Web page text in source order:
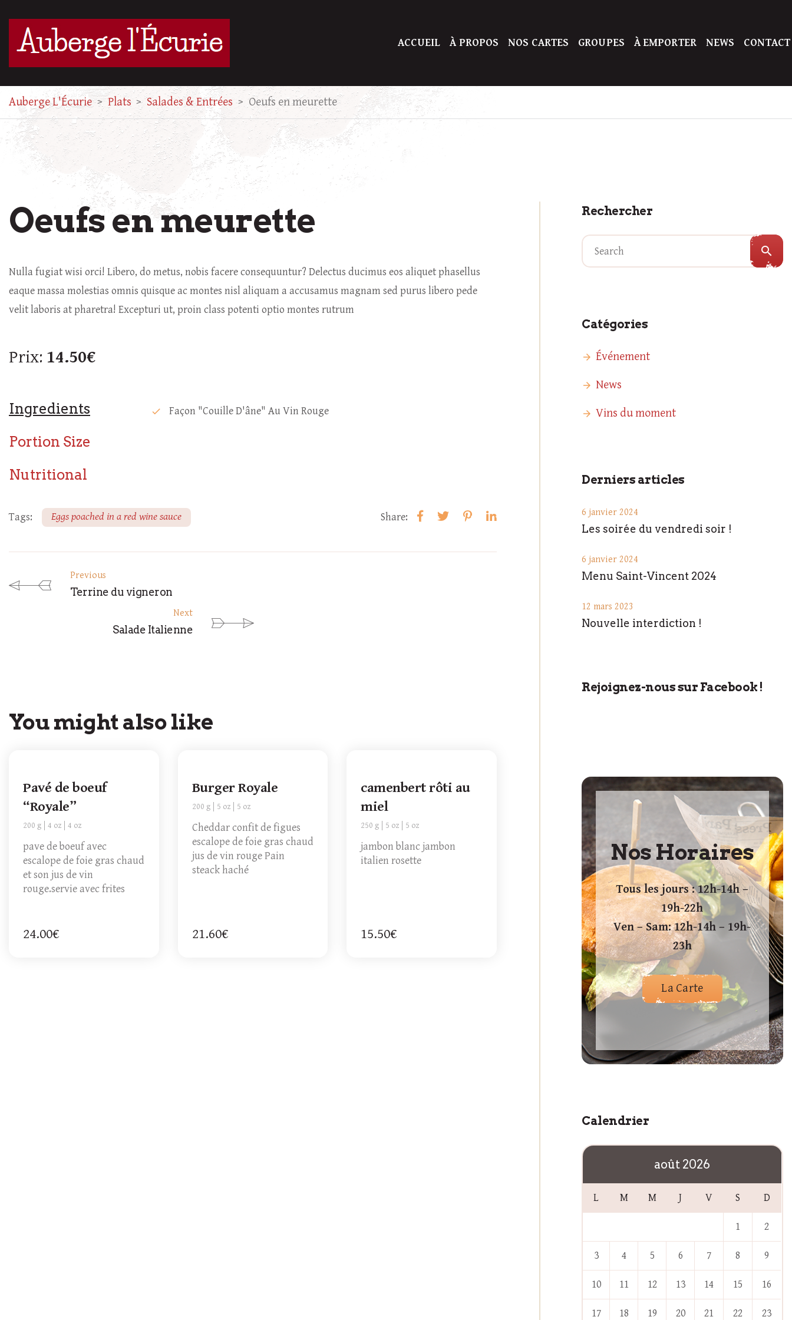
ACCUEIL À PROPOS NOS CARTES GROUPES À EMPORTER NEWS CONTACT
Auberge L'Écurie > Plats > Salades & Entrées > Oeufs en meurette
Oeufs en meurette
Nulla fugiat wisi orci! Libero, do metus, nobis facere consequuntur? Delectus ducimus eos aliquet phasellus
eaque massa molestias omnis quisque ac montes nisl aliquam a accusamus magnam sed purus libero pede
velit laboris at pharetra! Excepturi ut, proin class potenti optio montes rutrum
Prix: 14.50€
Ingredients
Portion Size
Nutritional
check Façon "couille D'âne" Au Vin Rouge
Tags: Eggs poached in a red wine sauce Share:
Previous
Terrine du vigneron
Next
Salade Italienne
You might also like
Pavé de boeuf
“Royale”
200 g 4 oz 4 oz
pave de boeuf avec
escalope de foie gras chaud
et son jus de vin
rouge.servie avec frites
24.00€
Burger Royale
200 g 5 oz 5 oz
Cheddar confit de figues
escalope de foie gras chaud
jus de vin rouge Pain
steack haché
21.60€
camenbert rôti au
miel
250 g 5 oz 5 oz
jambon blanc jambon
italien rosette
15.50€
Rechercher
search
Catégories
Événement
News
Vins du moment
Derniers articles
6 janvier 2024
Les soirée du vendredi soir !
6 janvier 2024
Menu Saint-Vincent 2024
12 mars 2023
Nouvelle interdiction !
Rejoignez-nous sur Facebook !
Nos Horaires
Tous les jours : 12h-14h –
19h-22h
Ven – Sam: 12h-14h – 19h-
23h
La Carte
Calendrier
août 2026
L M M J V S D
1 2
3 4 5 6 7 8 9
10 11 12 13 14 15 16
17 18 19 20 21 22 23